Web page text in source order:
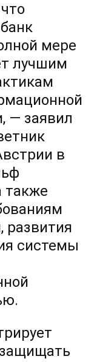
мере
лучшим
— заявил
в
также
развития
системы